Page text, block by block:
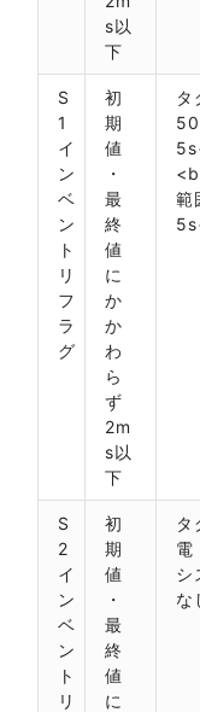
s以
下
S
1
イ
ン
ベ
ン
ト
リ
フ
ラ
グ
初
期
値
・
最
終
値
に
か
か
わ
ら
ず
2m
s以
下
タ
範
S
2
イ
ン
ベ
ン
ト
リ
初
期
値
・
最
終
値
に
電
シ
な